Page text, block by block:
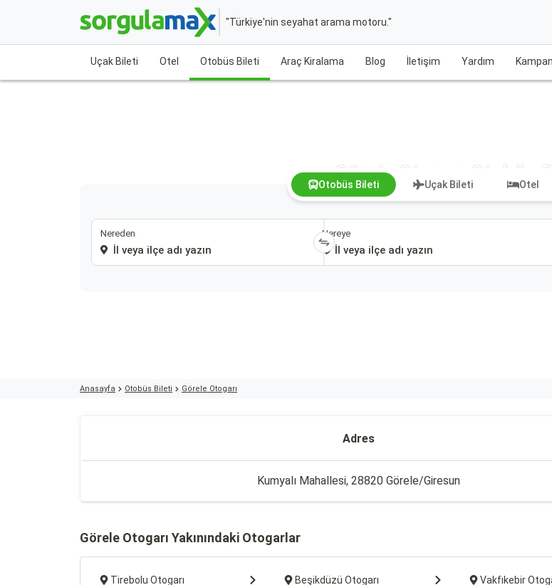
"Türkiye'nin seyahat arama motoru."
Uçak Bileti Otel Otobüs Bileti Araç Kiralama Blog İletişim Yardım
Görele Otogarı Otobüs
Otobüs Bileti Uçak Bileti Otel
Nereden Nereye
Anasayfa Otobüs Bileti Görele Otogarı
Adres
Kumyalı Mahallesi, 28820 Görele/Giresun
Görele Otogarı Yakınındaki Otogarlar
Tirebolu Otogarı Beşikdüzü Otogarı Vakfıkebir